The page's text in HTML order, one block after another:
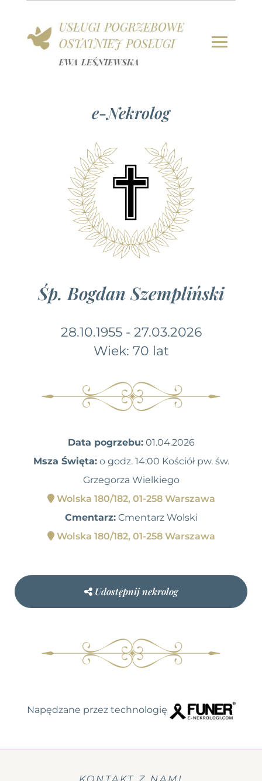
e-Nekrolog
Śp. Bogdan Szempliński
28.10.1955 - 27.03.2026
Wiek: 70 lat
Data pogrzebu:01.04.2026
Msza Święta:o godz. 14:00 Kościół pw. św.
Grzegorza Wielkiego
Wolska 180/182, 01-258 Warszawa
Cmentarz:Cmentarz Wolski
Wolska 180/182, 01-258 Warszawa
Udostępnij nekrolog
Napędzane przez technologię